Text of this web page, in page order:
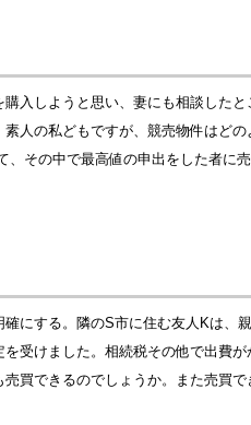
入しようと思い、妻にも相談した
人の私どもですが、競売物件はど
、その中で最高値の申出をした者に
する。隣のS市に住む友人Kは、
受けました。相続税その他で出費
買できるのでしょうか。また売買